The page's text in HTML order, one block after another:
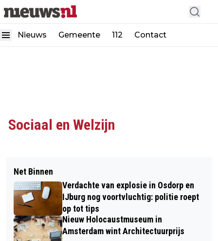
Nieuws Gemeente 112 Contact
Sociaal en Welzijn
Net Binnen
Verdachte van explosie in Osdorp en
IJburg nog voortvluchtig: politie roept
op tot tips
Nieuw Holocaustmuseum in
Amsterdam wint Architectuurprijs